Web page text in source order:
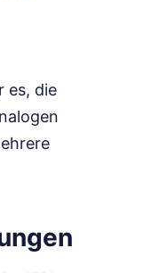
es, die